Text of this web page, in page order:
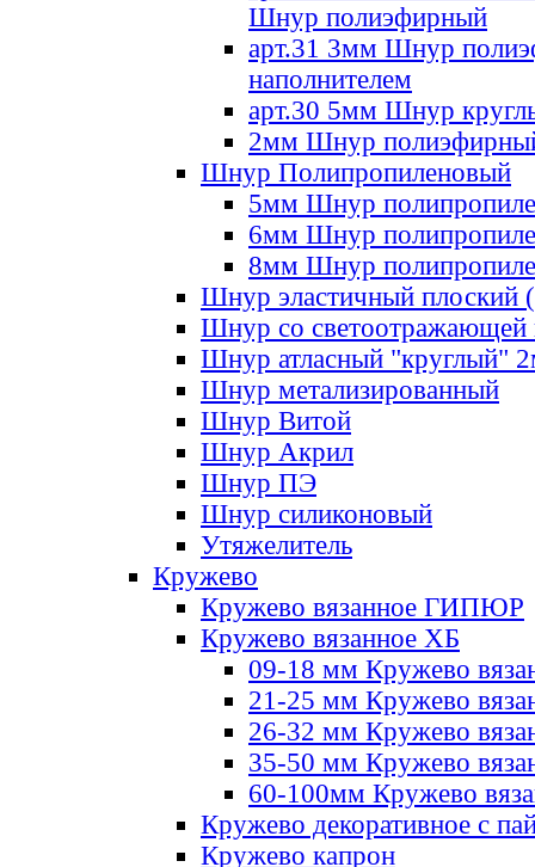
Шнур полиэфирный
арт.31 3мм Шнур
наполнителем
арт.30 5мм Шнур
2мм Шнур
Шнур Полипропиленовый
5мм Шнур
6мм Шнур
8мм Шнур
Шнур эластичный плоский
Шнур со светоотражающей
Шнур атласный "круглый"
Шнур метализированный
Шнур Витой
Шнур Акрил
Шнур ПЭ
Шнур силиконовый
Утяжелитель
Кружево
Кружево вязанное ГИПЮР
Кружево вязанное ХБ
09-18 мм Кружево
21-25 мм Кружево
26-32 мм Кружево
35-50 мм Кружево
60-100мм Кружево
Кружево декоративное с
Кружево капрон